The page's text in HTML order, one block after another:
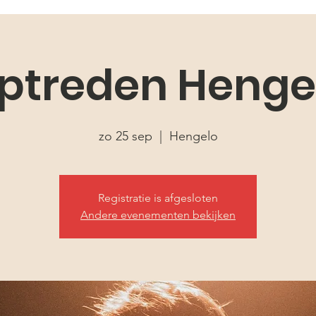
zo 25 sep Hengelo
Registratie is afgesloten
Andere evenementen bekijken